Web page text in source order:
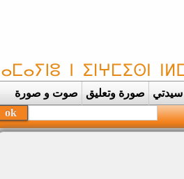
سيدتي صورة وتعليق صوت و صورة